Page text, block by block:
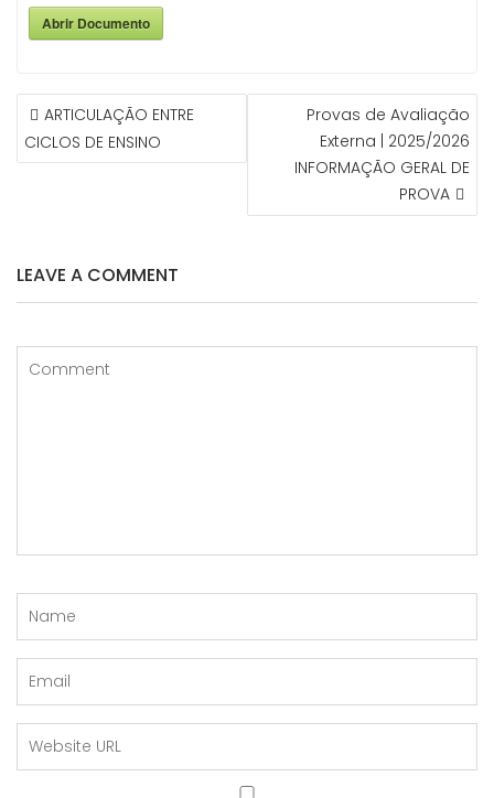
Abrir Documento
NAVEGAÇÃO
DE
ARTIGOS
ARTICULAÇÃO ENTRE
CICLOS DE ENSINO
Provas de Avaliação
Externa | 2025/2026
INFORMAÇÃO GERAL DE
PROVA
LEAVE A COMMENT